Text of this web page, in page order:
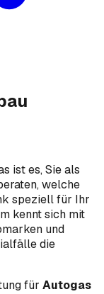
ist es, Sie als
welche
speziell für Ihr
kennt sich mit
und
die
für Autogas